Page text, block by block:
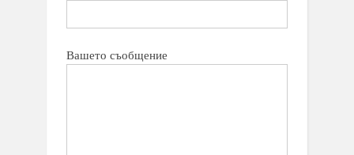
Вашето съобщение